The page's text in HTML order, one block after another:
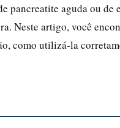
pancreatite aguda ou de
Neste artigo, você
como utilizá-la